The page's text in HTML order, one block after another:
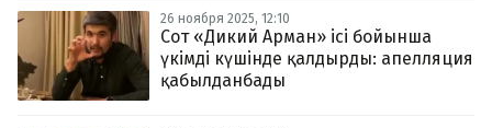
26 ноября 2025, 12:10
Сот «Дикий Арман» ісі бойынша
үкімді күшінде қалдырды: апелляция
қабылданбады